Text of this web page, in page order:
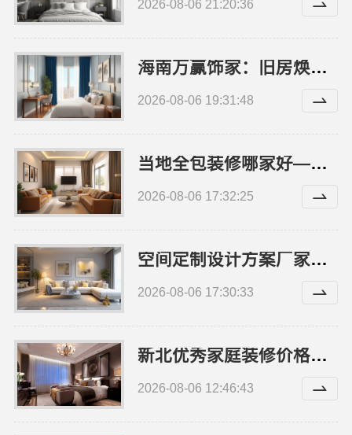
2026-08-06 21:20:36
海南万赢饰家：旧房焕新家庭装修吊顶造型
2026-08-06 19:31:48
当地全包装修哪家好——江西圣匠新型环保材料有限公司
2026-08-06 17:32:25
空间定制设计方案厂家——江西圣匠新型环保材料有限公司
2026-08-06 17:30:33
新北优秀家庭装修价格清单_常州宜居佳装饰
2026-08-06 12:46:43